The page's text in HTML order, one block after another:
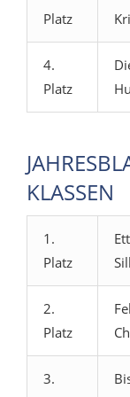
Platz
4.
Platz
KLASSEN
1.
Platz
2.
Platz
3.